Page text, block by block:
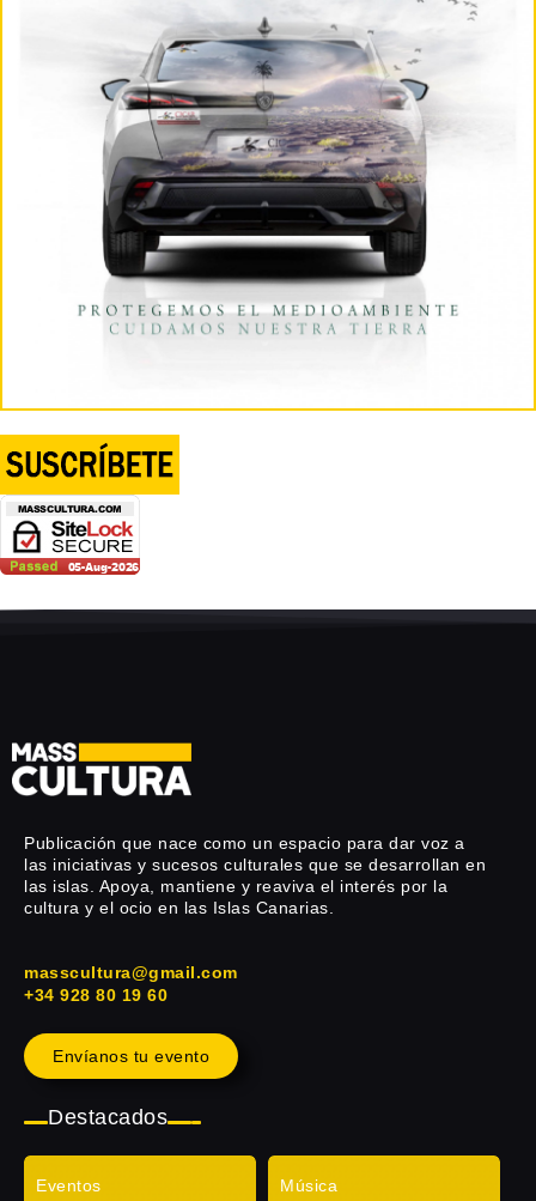
Publicación que nace como un espacio para dar voz a
las iniciativas y sucesos culturales que se desarrollan en
las islas. Apoya, mantiene y reaviva el interés por la
cultura y el ocio en las Islas Canarias.
masscultura@gmail.com
+34 928 80 19 60
Envíanos tu evento
Destacados
Eventos Música